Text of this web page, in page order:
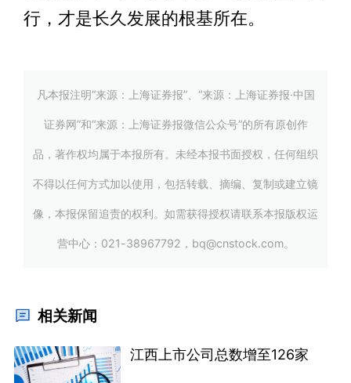
行，才是长久发展的根基所在。
凡本报注明“来源：上海证券报”、“来源：上海证券报·中国
证券网”和“来源：上海证券报微信公众号”的所有原创作
品，著作权均属于本报所有。未经本报书面授权，任何组织
不得以任何方式加以使用，包括转载、摘编、复制或建立镜
像，本报保留追责的权利。如需获得授权请联系本报版权运
营中心：021-38967792，bq@cnstock.com。
相关新闻
江西上市公司总数增至126家